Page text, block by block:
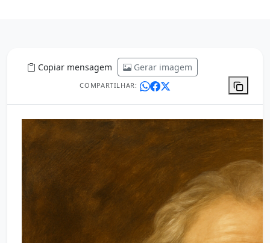
Copiar mensagem Gerar imagem
COMPARTILHAR: